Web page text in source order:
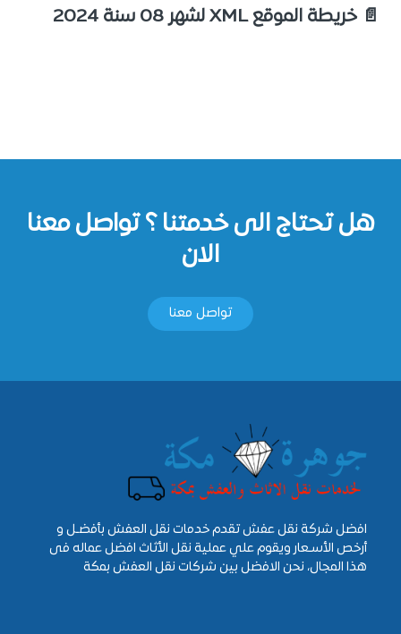
📄 خريطة الموقع XML لشهر 08 سنة 2024
هل تحتاج الى خدمتنا ؟ تواصل معنا
الان
تواصل معنا
افضل شركة نقل عفش تقدم خدمات نقل العفش بأفضـل و
أرخص الأسـعار ويقوم علي عملية نقل الأثاث افضل عماله فى
هذا المجال، نحن الافضل بين شركات نقل العفش بمكة